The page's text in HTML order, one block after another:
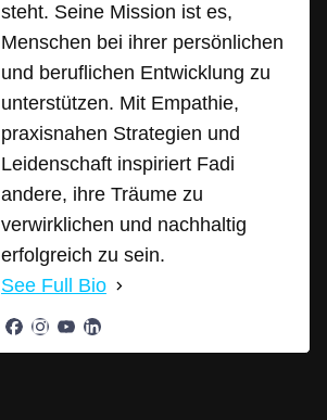
steht. Seine Mission ist es,
Menschen bei ihrer persönlichen
und beruflichen Entwicklung zu
unterstützen. Mit Empathie,
praxisnahen Strategien und
Leidenschaft inspiriert Fadi
andere, ihre Träume zu
verwirklichen und nachhaltig
erfolgreich zu sein.
See Full Bio